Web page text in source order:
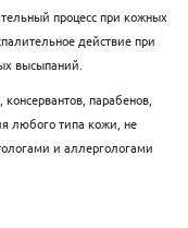
процесс при кожных
действие при
высыпаний.
парабенов,
любого типа кожи, не
и аллергологами